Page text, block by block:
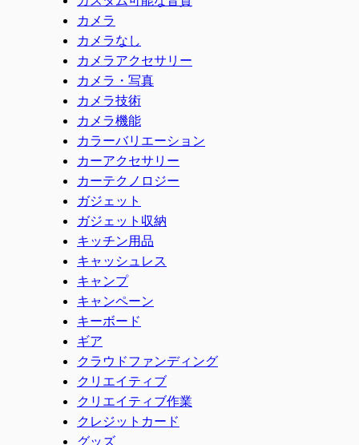
カメラ
カメラなし
カメラアクセサリー
カメラ・写真
カメラ技術
カメラ機能
カラーバリエーション
カーアクセサリー
カーテクノロジー
ガジェット
ガジェット収納
キッチン用品
キャッシュレス
キャンプ
キャンペーン
キーボード
ギア
クラウドファンディング
クリエイティブ
クリエイティブ作業
クレジットカード
グッズ